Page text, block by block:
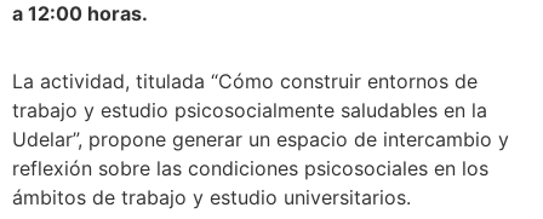
a 12:00 horas.
La actividad, titulada “Cómo construir entornos de
trabajo y estudio psicosocialmente saludables en la
Udelar”, propone generar un espacio de intercambio y
reflexión sobre las condiciones psicosociales en los
ámbitos de trabajo y estudio universitarios.